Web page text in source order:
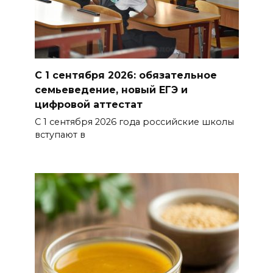
Александр Брод – о
современных подходах к
контролю за выборами и
подготовке наблюдателей на
Дону
06 августа 2026 15:12
В донских школах к 1 сентября
В Ростовской области до
конца года откроют 49
спортивных объектов
06 августа 2026 15:01
С 1 сентября 2026: обязательное
семьеведение, новый ЕГЭ и
цифровой аттестат
С 1 сентября 2026 года российские школы
вступают в